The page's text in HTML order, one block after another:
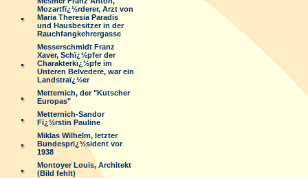
Mozartfï¿½rderer, Arzt von
Maria Theresia Paradis
und Hausbesitzer in der
Rauchfangkehrergasse
Messerschmidt Franz
Xaver, Schï¿½pfer der
Charakterkï¿½pfe im
Unteren Belvedere, war ein
Landstraï¿½er
Metternich, der "Kutscher
Europas"
Metternich-Sandor
Fï¿½rstin Pauline
Miklas Wilhelm, letzter
Bundesprï¿½sident vor
1938
Montoyer Louis, Architekt
(Bild fehlt)